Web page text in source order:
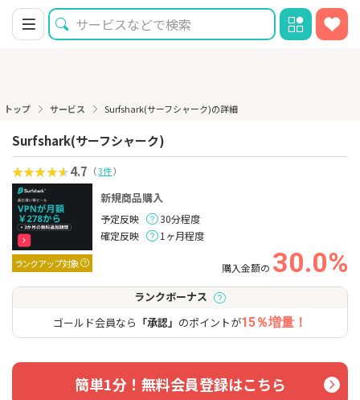
トップ サービス Surfshark(サーフシャーク)の詳細
Surfshark(サーフシャーク)
4.7 （3件）
ランクアップ対象
新規商品購入
予定反映
30分程度
確定反映
1ヶ月程度
購入金額の 30.0%
ランクボーナス
ゴールド会員なら 「承認」 のポイントが15％増量！
簡単1分！無料会員登録はこちら